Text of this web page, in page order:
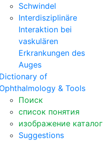
Schwindel
Interdisziplinäre
Interaktion bei
vaskulären
Erkrankungen des
Auges
Dictionary of
Ophthalmology & Tools
Поиск
список понятия
изображение каталог
Suggestions